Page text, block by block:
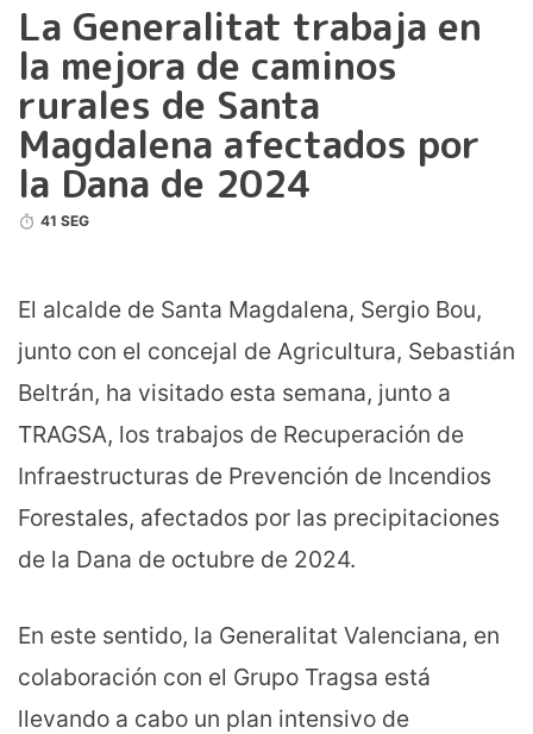
La Generalitat trabaja en
la mejora de caminos
rurales de Santa
Magdalena afectados por
la Dana de 2024
41 SEG
El alcalde de Santa Magdalena, Sergio Bou,
junto con el concejal de Agricultura, Sebastián
Beltrán, ha visitado esta semana, junto a
TRAGSA, los trabajos de Recuperación de
Infraestructuras de Prevención de Incendios
Forestales, afectados por las precipitaciones
de la Dana de octubre de 2024.
En este sentido, la Generalitat Valenciana, en
colaboración con el Grupo Tragsa está
llevando a cabo un plan intensivo de